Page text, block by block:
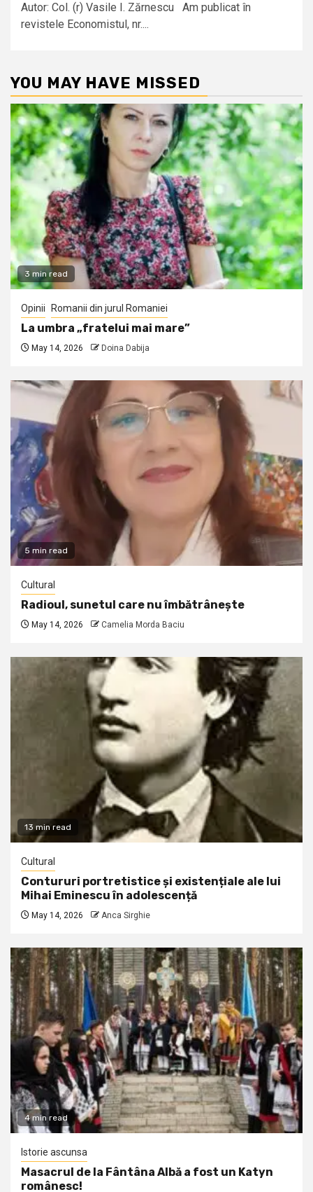
Autor: Col. (r) Vasile I. Zărnescu Am publicat în
revistele Economistul, nr....
YOU MAY HAVE MISSED
3 min read
Opinii Romanii din jurul Romaniei
La umbra „fratelui mai mare”
May 14, 2026 Doina Dabija
5 min read
Cultural
Radioul, sunetul care nu îmbătrânește
May 14, 2026 Camelia Morda Baciu
13 min read
Cultural
Contururi portretistice și existențiale ale lui
Mihai Eminescu în adolescență
May 14, 2026 Anca Sirghie
4 min read
Istorie ascunsa
Masacrul de la Fântâna Albă a fost un Katyn
românesc!